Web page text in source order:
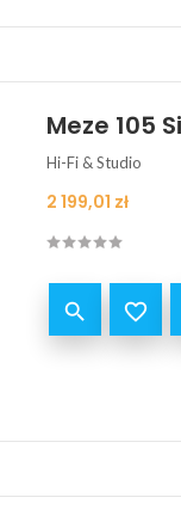
Meze 105
Hi-Fi & Studio
Cena
2 199,01 zł
 